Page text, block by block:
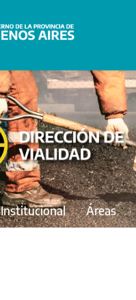
Institucional Áreas